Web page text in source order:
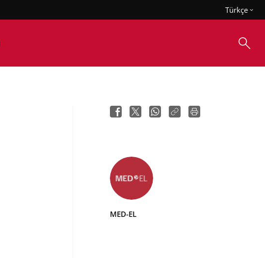
Türkçe
MED-EL